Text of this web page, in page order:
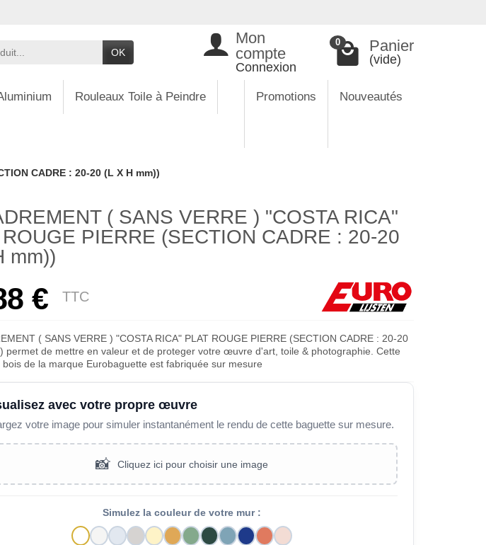
OK
Mon
compte
Connexion
0 Panier
(vide)
Rouleaux Toile à Peindre Promotions Nouveautés
CADRE : 20-20 (L X H mm))
( SANS VERRE ) "COSTA RICA"
ROUGE PIERRE (SECTION CADRE : 20-20
mm))
€ TTC
( SANS VERRE ) "COSTA RICA" PLAT ROUGE PIERRE (SECTION CADRE : 20-20
permet de mettre en valeur et de proteger votre œuvre d'art, toile & photographie. Cette
bois de la marque Eurobaguette est fabriquée sur mesure
avec votre propre œuvre
votre image pour simuler instantanément le rendu de cette baguette sur mesure.
📸 Cliquez ici pour choisir une image
Simulez la couleur de votre mur :